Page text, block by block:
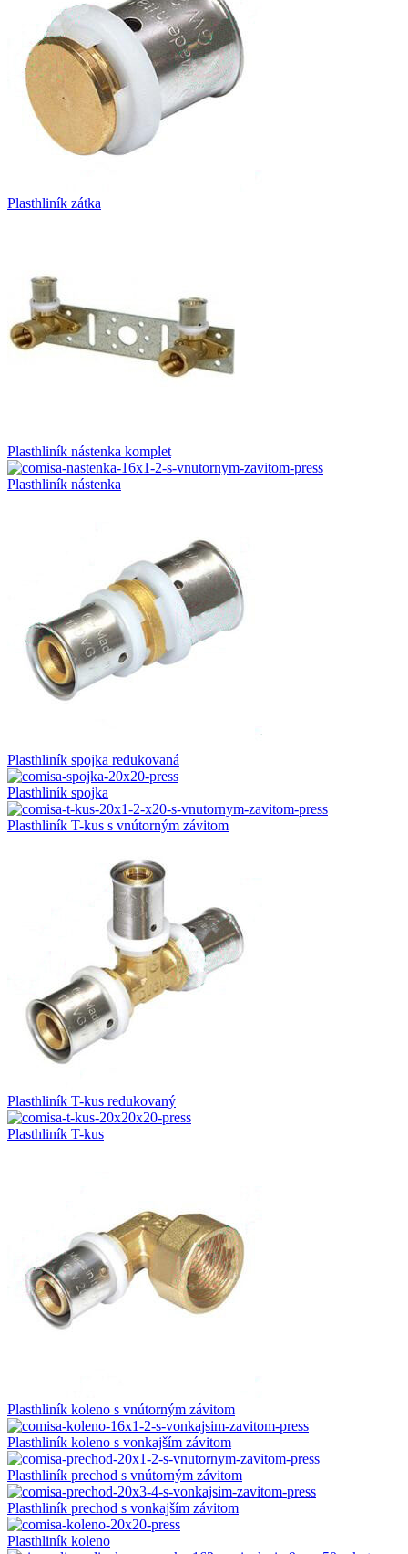
Plasthliník zátka
Plasthliník nástenka komplet
Plasthliník nástenka
Plasthliník spojka redukovaná
Plasthliník spojka
Plasthliník T-kus s vnútorným závitom
Plasthliník T-kus redukovaný
Plasthliník T-kus
Plasthliník koleno s vnútorným závitom
Plasthliník koleno s vonkajším závitom
Plasthliník prechod s vnútorným závitom
Plasthliník prechod s vonkajším závitom
Plasthliník koleno